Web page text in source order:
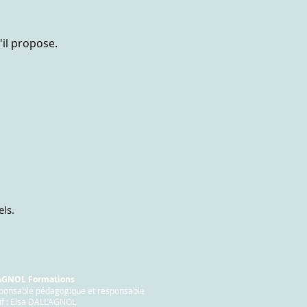
propose.
Formations
pédagogique et responsable
Elsa DALL’AGNOL